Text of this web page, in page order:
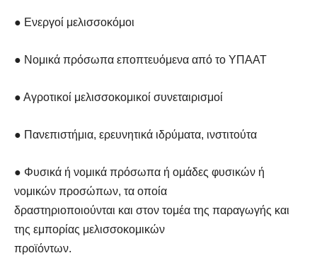
● Ενεργοί μελισσοκόμοι
● Νομικά πρόσωπα εποπτευόμενα από το ΥΠΑΑΤ
● Αγροτικοί μελισσοκομικοί συνεταιρισμοί
● Πανεπιστήμια, ερευνητικά ιδρύματα, ινστιτούτα
● Φυσικά ή νομικά πρόσωπα ή ομάδες φυσικών ή
νομικών προσώπων, τα οποία
δραστηριοποιούνται και στον τομέα της παραγωγής και
της εμπορίας μελισσοκομικών
προϊόντων.